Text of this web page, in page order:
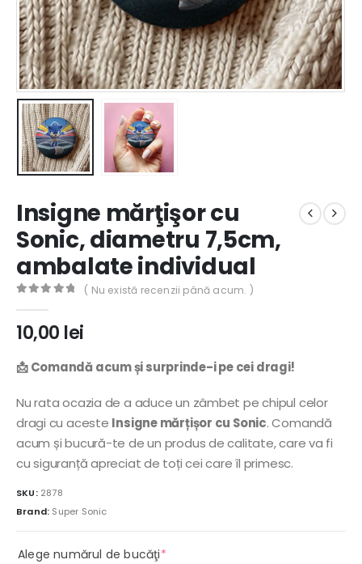
Insigne mărţişor cu
Sonic, diametru 7,5cm,
ambalate individual
( Nu există recenzii până acum. )
10,00 lei
📩 Comandă acum și surprinde-i pe cei dragi!
Nu rata ocazia de a aduce un zâmbet pe chipul celor
dragi cu aceste Insigne mărțișor cu Sonic. Comandă
acum și bucură-te de un produs de calitate, care va fi
cu siguranță apreciat de toți cei care îl primesc.
SKU: 2878
Brand: Super Sonic
Alege numărul de bucăţi*(required)